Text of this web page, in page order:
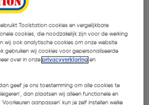
Toolstation cookies en vergelijkbare
cookies, die noodzakelijk zijn voor de werking
wij ook analytische cookies om onze website
gebruiken wij cookies voor gepersonaliseerde
over in onzeprivacyverklaring en
geef je ons toestemming om alle cookies te
dan plaatsen wij alleen functionele en
aanpassen' kun je zelf instellen welke